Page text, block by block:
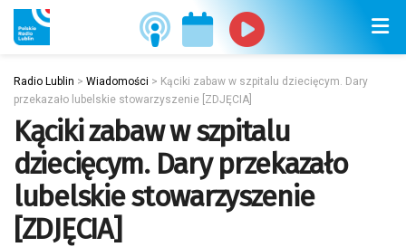
Radio Lublin > Wiadomości > Kąciki zabaw w szpitalu dziecięcym. Dary
przekazało lubelskie stowarzyszenie [ZDJĘCIA]
Kąciki zabaw w szpitalu
dziecięcym. Dary przekazało
lubelskie stowarzyszenie
[ZDJĘCIA]